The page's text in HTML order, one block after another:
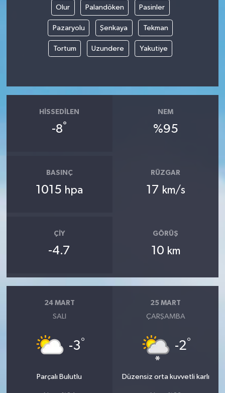
Olur Palandöken Pasinler
Pazaryolu Şenkaya Tekman
Tortum Uzundere Yakutiye
HISSEDILEN
-8°
NEM
%95
BASINÇ
1015 hpa
RÜZGAR
17 km/s
ÇIY
-4.7
GÖRÜŞ
10 km
24 MART
SALI
-3°
Parçalı Bulutlu
25 MART
ÇARŞAMBA
-2°
Düzensiz orta kuvvetli karlı